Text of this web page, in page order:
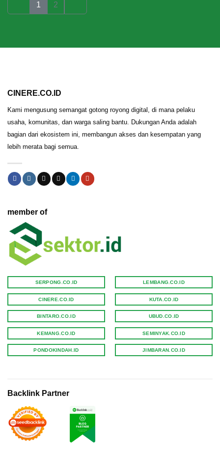
1 2
CINERE.CO.ID
Kami mengusung semangat gotong royong digital, di mana pelaku
usaha, komunitas, dan warga saling bantu. Dukungan Anda adalah
bagian dari ekosistem ini, membangun akses dan kesempatan yang
lebih merata bagi semua.
member of
SERPONG.CO.ID
CINERE.CO.ID
BINTARO.CO.ID
KEMANG.CO.ID
PONDOKINDAH.ID
LEMBANG.CO.ID
KUTA.CO.ID
UBUD.CO.ID
SEMINYAK.CO.ID
JIMBARAN.CO.ID
Backlink Partner